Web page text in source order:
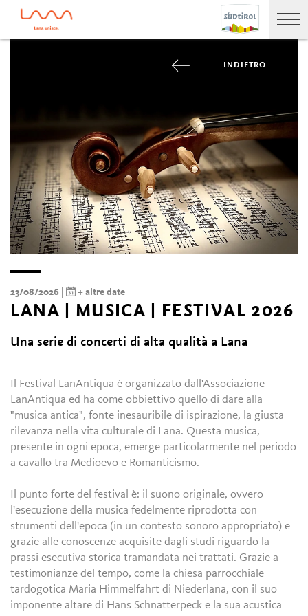
INDIETRO
23/08/2026 | + altre date
LANA | MUSICA | FESTIVAL 2026
Una serie di concerti di alta qualità a Lana
Il Festival LanAntiqua è organizzato dall'Associazione
LanAntiqua ed ha come obbiettivo quello di dare alla
"musica antica", fonte inesauribile di ispirazione, la giusta
rilevanza nella vita culturale di Lana. Questa musica,
presente in ogni epoca, emerge particolarmente nel periodo
a cavallo tra Medioevo e Romanticismo.
Il punto forte del festival è: il suono originale, ovvero
l'esecuzione della musica fedelmente riprodotta con
strumenti dell'epoca (in un contesto sonoro appropriato) e
grazie alle conoscenze acquisite dagli studi riguardo la
prassi esecutiva storica tramandata nei trattati. Grazie a
testimonianze del tempo, come la chiesa parrocchiale
tardogotica Maria Himmelfahrt di Niederlana, con il suo
imponente altare di Hans Schnatterpeck e la sua acustica